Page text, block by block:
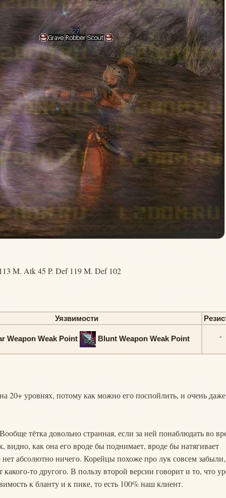
M. Atk 45 P. Def 119 M. Def 102
Уязвимости
Weapon Weak Point Blunt Weapon Weak Point -
20+ уровнях, потому как можно его поспойлить, и очень даже
тётка довольно странная, если за ней понаблюдать во
видно, как она его вроде бы поднимает, вроде бы натягивает
абсолютно ничего. Корейцы похоже про лук совсем забыли,
то другого. В пользу второй версии говорит и то, что
к бланту и к пике, то есть 100% наш клиент.